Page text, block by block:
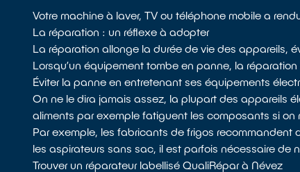
Votre machine à laver, TV ou téléphone mobile a
La réparation : un réflexe à adopter
La réparation allonge la durée de vie des appareils,
Lorsqu’un équipement tombe en panne, la
Éviter la panne en entretenant ses équipements
On ne le dira jamais assez, la plupart des appareils
aliments par exemple fatiguent les composants si
Par exemple, les fabricants de frigos recommandent
les aspirateurs sans sac, il est parfois nécessaire de
Trouver un réparateur labellisé QualiRépar à Névez